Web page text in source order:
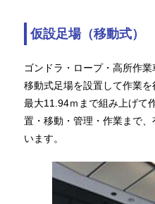
仮設足場（移動式）
ゴンドラ・ロープ・高所作
移動式足場を設置して作業を
最大11.94ｍまで組み上げて
置・移動・管理・作業まで
います。